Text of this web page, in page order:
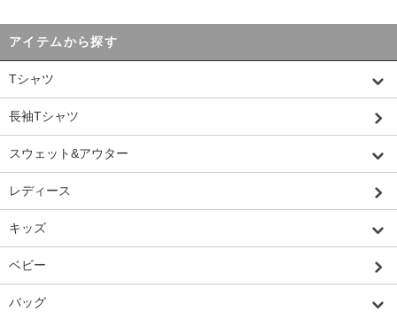
アイテムから探す
Tシャツ
長袖Tシャツ
スウェット&アウター
レディース
キッズ
ベビー
バッグ